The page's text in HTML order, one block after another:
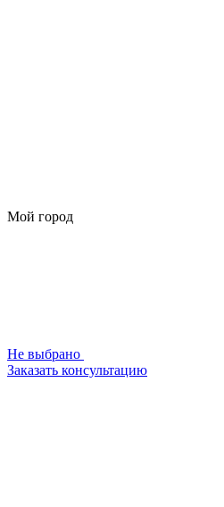
Мой город
Не выбрано
Заказать консультацию